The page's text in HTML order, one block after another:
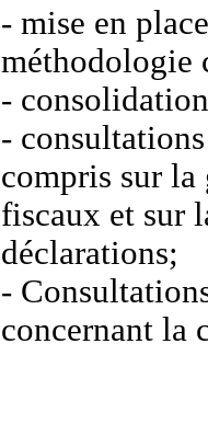
- mise en
méthodologie
-
-
compris sur la
fiscaux et sur
déclarations;
-
concernant la